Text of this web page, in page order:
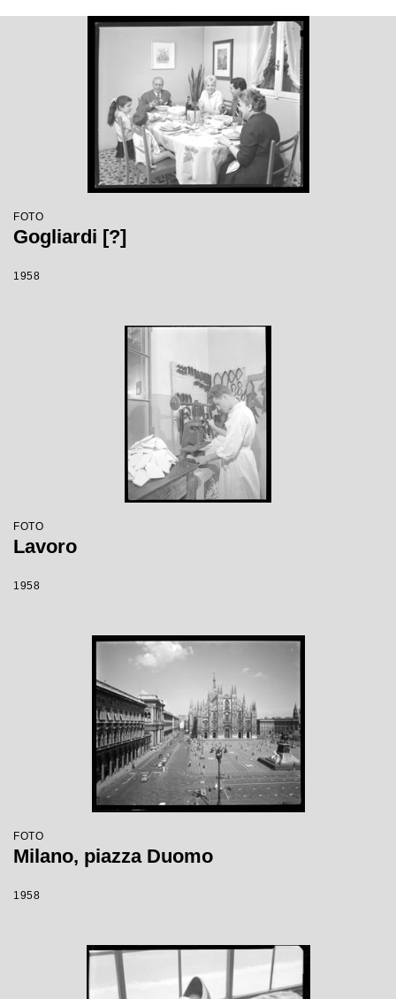
FOTO
Gogliardi [?]
1958
FOTO
Lavoro
1958
FOTO
Milano, piazza Duomo
1958